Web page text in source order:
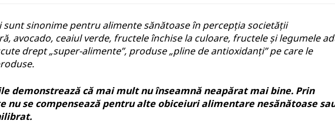
sinonime pentru alimente sănătoase în percepția societății
avocado, ceaiul verde, fructele închise la culoare, fructele și legumele
drept „super-alimente”, produse „pline de antioxidanți” pe care le
demonstrează că mai mult nu înseamnă neapărat mai bine. Prin
nu se compensează pentru alte obiceiuri alimentare nesănătoase